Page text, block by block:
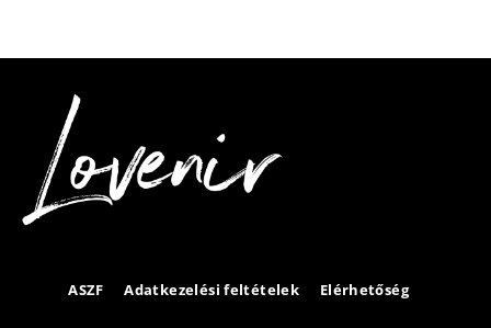
ASZF Adatkezelési feltételek Elérhetőség